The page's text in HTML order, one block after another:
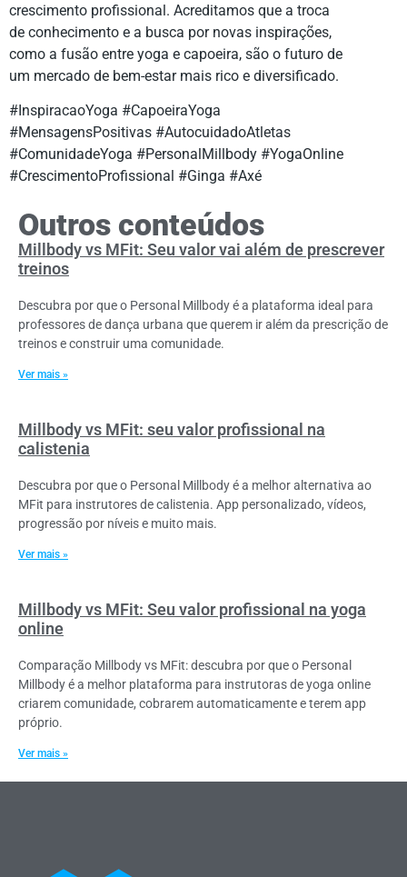
crescimento profissional. Acreditamos que a troca
de conhecimento e a busca por novas inspirações,
como a fusão entre yoga e capoeira, são o futuro de
um mercado de bem-estar mais rico e diversificado.
#InspiracaoYoga #CapoeiraYoga
#MensagensPositivas #AutocuidadoAtletas
#ComunidadeYoga #PersonalMillbody #YogaOnline
#CrescimentoProfissional #Ginga #Axé
Outros conteúdos
Millbody vs MFit: Seu valor vai além de prescrever
treinos
Descubra por que o Personal Millbody é a plataforma ideal para
professores de dança urbana que querem ir além da prescrição de
treinos e construir uma comunidade.
Ver mais »
Millbody vs MFit: seu valor profissional na
calistenia
Descubra por que o Personal Millbody é a melhor alternativa ao
MFit para instrutores de calistenia. App personalizado, vídeos,
progressão por níveis e muito mais.
Ver mais »
Millbody vs MFit: Seu valor profissional na yoga
online
Comparação Millbody vs MFit: descubra por que o Personal
Millbody é a melhor plataforma para instrutoras de yoga online
criarem comunidade, cobrarem automaticamente e terem app
próprio.
Ver mais »